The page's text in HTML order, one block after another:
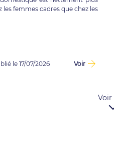
les femmes cadres que chez les
le 17/07/2026 Voir